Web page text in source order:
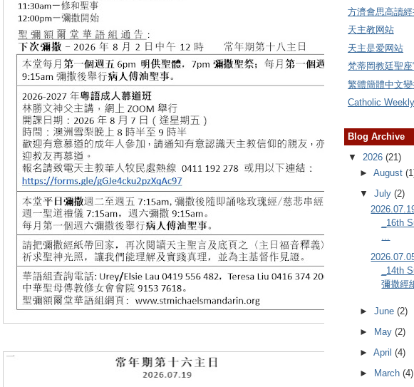
方濟會思高讀
天主教网站
天主是爱网站
梵蒂岡教廷聖
繁體簡體中文
Catholic Weekly
Blog Archive
▼ 2026 (21)
► August
▼ July (2)
_16th
...
_14th
彌撒經
► June (2)
►
May (2)
► April (4)
► March (4)